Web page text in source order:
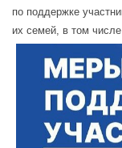
по поддержке
их семей, в том